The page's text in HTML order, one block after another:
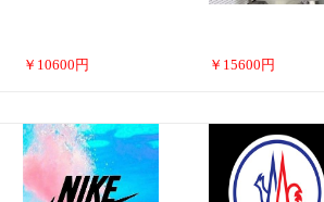
￥ 10600 円 ￥ 15600 円